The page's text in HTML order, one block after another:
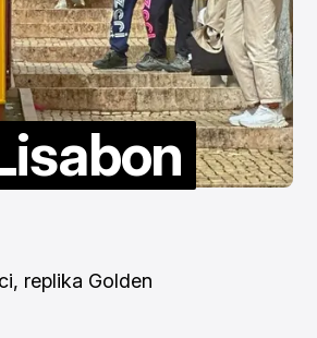
replika Golden
i
trošak
više
ruj. 7, 2025